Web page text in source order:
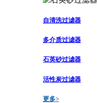
自清洗过滤器
多介质过滤器
石英砂过滤器
活性炭过滤器
更多>